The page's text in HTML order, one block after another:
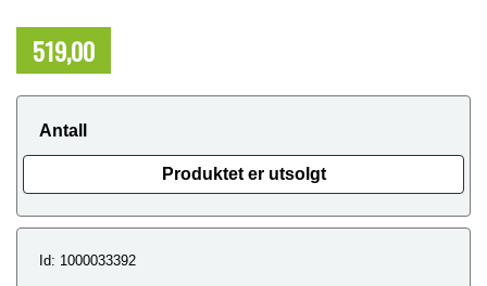
519,00
Antall
Produktet er utsolgt
Id: 1000033392